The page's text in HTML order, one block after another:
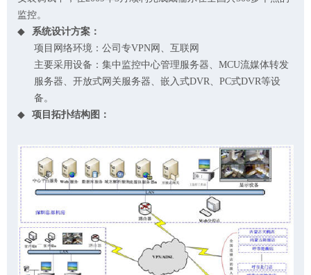
监控。
◆
系统设计方案：
项目网络环境：公司专VPN网、互联网
主要采用设备：集中监控中心管理服务器、 MCU流媒体转发
服务器、开放式网关服务器、嵌入式DVR PC式DVR等设
备。
◆ 项目拓扑结构图：